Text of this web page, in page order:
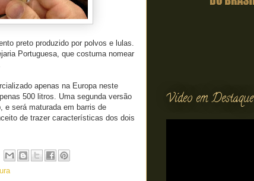
preto produzido por polvos e lulas.
Portuguesa, que costuma nomear
apenas na Europa neste
500 litros. Uma segunda versão
e será maturada em barris de
de trazer características dos dois
Vídeo em Destaque